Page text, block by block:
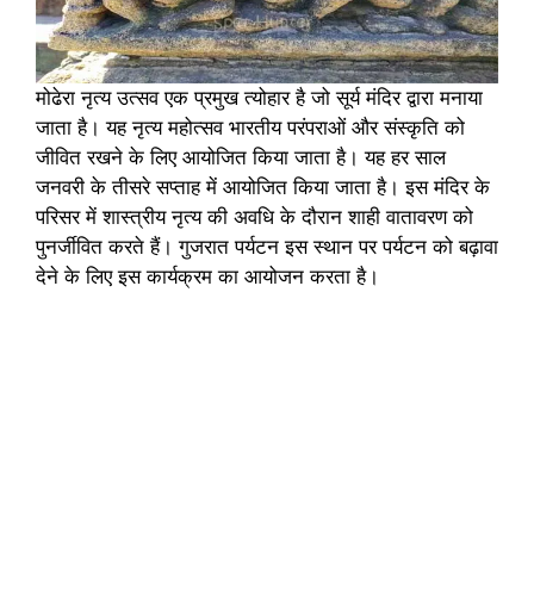
मोढेरा नृत्य उत्सव एक प्रमुख त्योहार है जो सूर्य मंदिर द्वारा मनाया
जाता है। यह नृत्य महोत्सव भारतीय परंपराओं और संस्कृति को
जीवित रखने के लिए आयोजित किया जाता है। यह हर साल
जनवरी के तीसरे सप्ताह में आयोजित किया जाता है। इस मंदिर के
परिसर में शास्त्रीय नृत्य की अवधि के दौरान शाही वातावरण को
पुनर्जीवित करते हैं। गुजरात पर्यटन इस स्थान पर पर्यटन को बढ़ावा
देने के लिए इस कार्यक्रम का आयोजन करता है।